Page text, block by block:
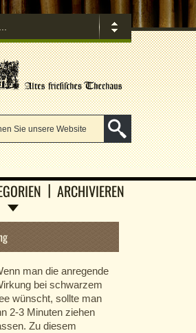
ARCHIVIEREN
man die anregende
bei schwarzem
wünscht, sollte man
2-3 Minuten ziehen
Zu diesem